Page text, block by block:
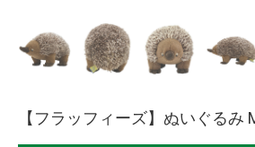
【フラッフィーズ】ぬいぐるみ